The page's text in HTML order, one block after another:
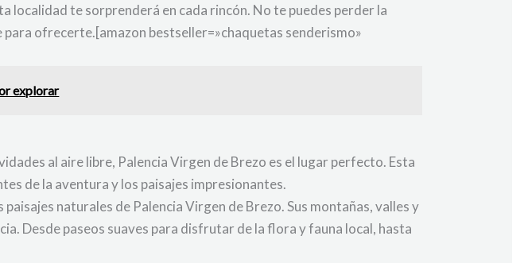
localidad te sorprenderá en cada rincón. No te puedes perder la
ofrecerte.[amazon bestseller=»chaquetas senderismo»
explorar
al aire libre, Palencia Virgen de Brezo es el lugar perfecto. Esta
de la aventura y los paisajes impresionantes.
naturales de Palencia Virgen de Brezo. Sus montañas, valles y
Desde paseos suaves para disfrutar de la flora y fauna local, hasta